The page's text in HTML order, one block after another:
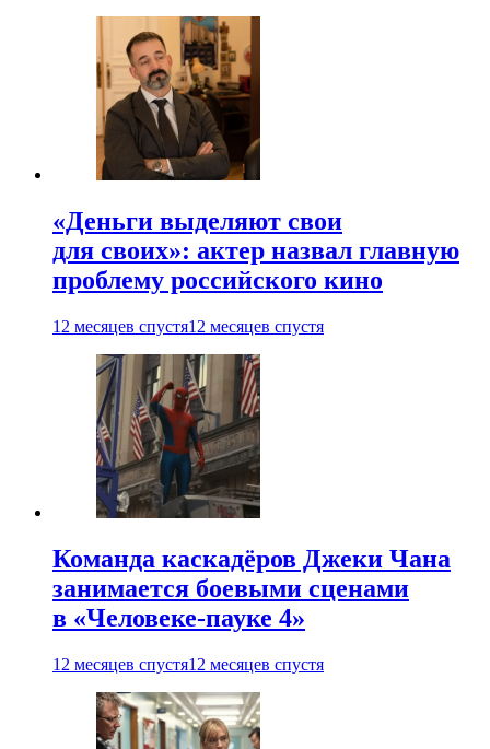
«Деньги выделяют свои
для своих»: актер назвал главную
проблему российского кино
12 месяцев спустя12 месяцев спустя
Команда каскадёров Джеки Чана
занимается боевыми сценами
в «Человеке-пауке 4»
12 месяцев спустя12 месяцев спустя